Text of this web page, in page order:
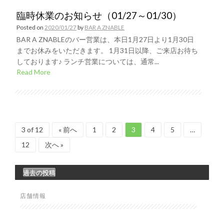
臨時休業のお知らせ（01/27～01/30）
Posted on 2020/01/27by BAR A ZNABLE
BAR A ZNABLEのバー営業は、本日1月27日より1月30日
までお休みをいただきます。 1月31日以降、ご来店お待ち
しております♪ ランチ営業については、通常...
Read More
3 of 12 « 前へ 1 2 3 4 5
…
12
次へ »
過去の投稿
店舗情報